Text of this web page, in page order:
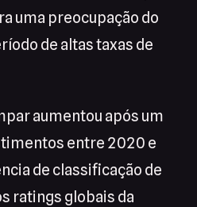
uma preocupação do
de altas taxas de
aumentou após um
entre 2020 e
de classificação de
ratings globais da